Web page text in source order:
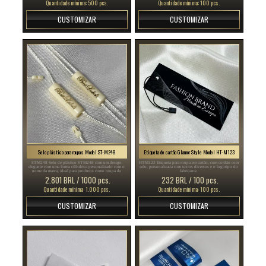
Quantidade mínima: 500 pcs.
CUSTOMIZAR
Quantidade mínima: 100 pcs.
CUSTOMIZAR
Selo plástico para roupas Model ST-M248
ST-M248 Selo de plástico ST-M248 com um design
elegante com uma forma cilíndrica personalizado com o
nome da marca, ideal para produtos como roupa de
2.801 BRL / 1000 pcs.
Quantidade mínima: 1.000 pcs.
CUSTOMIZAR
Etiqueta de cartão Glamor Style Model HT-M123
HT-M123 Etiqueta para roupa em cartão, com cordão com
selo, personalizada com textos diversos e o logotipo do
fabricante.
232 BRL / 100 pcs.
Quantidade mínima: 100 pcs.
CUSTOMIZAR